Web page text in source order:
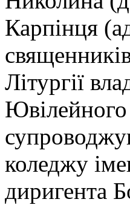
Карпінця
Літургії
коледжу
диригента